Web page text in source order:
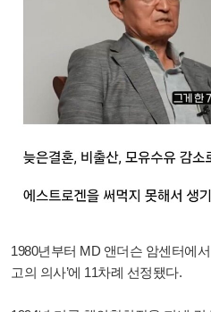
1980년부터 MD 앤더슨 암센터에
고의 의사’에 11차례 선정됐다.